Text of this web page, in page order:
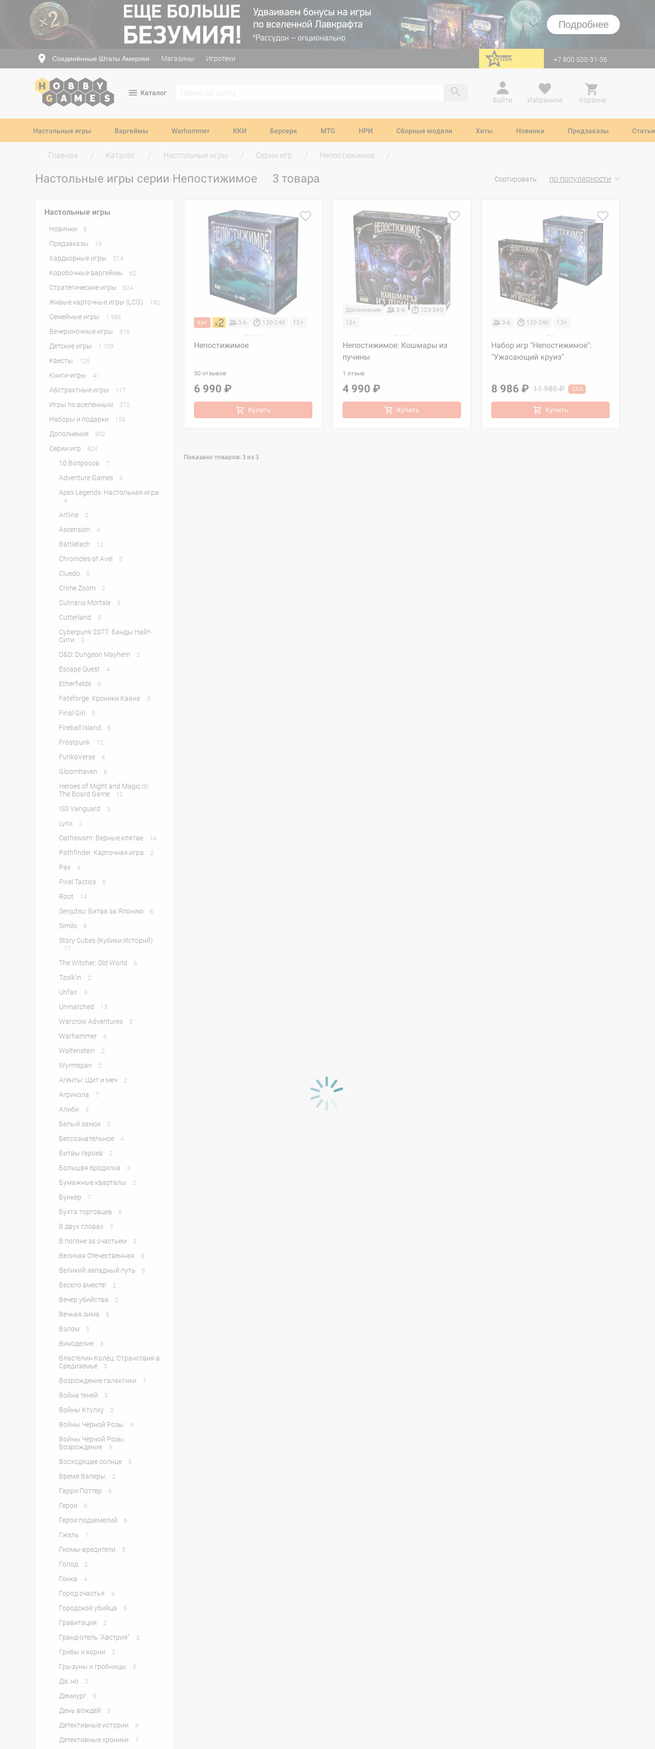
Подробнее
Соединённые Штаты Америки Магазины Игротеки перейти на Zvezda +7 800 500-31-36
Каталог
Войти
Избранное Корзина
Настольные игры Варгеймы Warhammer ККИ Берсерк MTG НРИ Сборные модели Хиты Новинки Предзаказы Статьи
Главная Каталог Настольные игры Серии игр Непостижимое
Настольные игры серии Непостижимое 3 товара Сортировать: по популярности
Настольные игры
Новинки 8
Предзаказы 19
Хардкорные игры 214
Коробочные варгеймы 62
Стратегические игры 824
Живые карточные игры (LCG) 192
Семейные игры 1 988
Вечериночные игры 816
Детские игры 1 109
Квесты 125
Книги-игры 41
Абстрактные игры 117
Игры по вселенным 372
Наборы и подарки 158
Дополнения 952
Серии игр 624
10 Вопросов 7
Adventure Games 6
Apex Legends: Настольная игра
4
Artline 2
Ascension 4
Battletech 12
Chronicles of Avel 5
Cluedo 5
Crime Zoom 2
Culinario Mortale 3
Cutterland 3
Cyberpunk 2077: Банды Найт-
Сити
3
D&D: Dungeon Mayhem 2
Escape Quest 4
Etherfields 9
Fateforge: Хроники Каана 3
Final Girl 9
Fireball Island 6
Frostpunk 12
FunkoVerse 4
Gloomhaven 6
Heroes of Might and Magic III:
The Board Game
12
ISS Vanguard 3
Lynx 2
Oathsworn: Верные клятве 14
Pathfinder. Карточная игра 2
Pax 4
Pixel Tactics 6
Root 14
Senjutsu: Битва за Японию 8
Similo 8
Story Cubes (Кубики Историй)
17
The Witcher: Old World 6
Tzolk'in 2
Unfair 3
Unmatched 13
Warcrow Adventures 5
Warhammer 6
Wolfenstein 2
Wyrmspan 2
Агенты: Щит и меч 2
Агрикола 7
Алиби 3
Белый замок 2
Бессознательное 4
Битвы героев 2
Большая бродилка 3
Бумажные кварталы 2
Бункер 7
Бухта торговцев 6
В двух словах 3
В погоне за счастьем 3
Великая Отечественная 3
Великий западный путь 6
Весело вместе! 2
Вечер убийства 2
Вечная зима 8
Взлом 5
Виноделие 3
Властелин Колец: Странствия в
Средиземье
5
Возрождение галактики 1
Война теней 3
Войны Ктулху 2
Войны Чёрной Розы 9
Войны Чёрной Розы:
Возрождение
9
Восходящее солнце 5
Время Валеры 2
Гарри Поттер 6
Герои 8
Герои подземелий 6
Гжель 1
Гномы-вредители 5
Голод 2
Гонка 4
Город счастья 4
Городской убийца 9
Гравитация 2
Гранд-отель "Австрия" 3
Грибы и корни 3
Грызуны и гробницы 5
Да, но 2
Демиург 5
День вождей 3
Детективные истории 4
Детективные хроники 7
Хит 3-6 120-240 13+
Непостижимое
50 отзывов
6 990 ₽
Купить
Дополнение 3-6
120-240
13+
Непостижимое: Кошмары из
пучины
1 отзыв
4 990 ₽
Купить
3-6 120-240 13+
Набор игр "Непостижимое":
"Ужасающий круиз"
8 986 ₽ 11 980 ₽ -25%
Купить
Показано товаров: 3 из 3